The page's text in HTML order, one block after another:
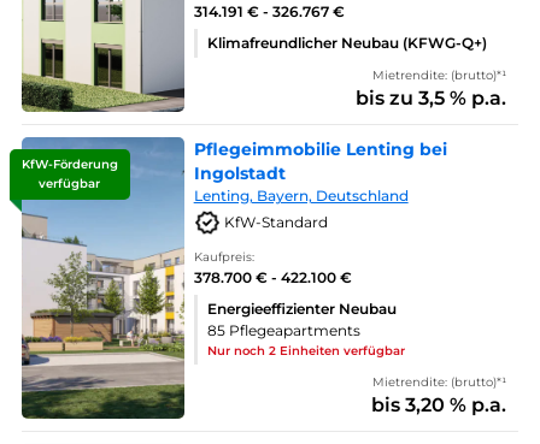
314.191 € - 326.767 €
Klimafreundlicher Neubau (KFWG-Q+)
Mietrendite: (brutto)*¹
bis zu 3,5 % p.a.
KfW-Förderung
verfügbar
Pflegeimmobilie Lenting bei
Ingolstadt
Lenting, Bayern, Deutschland
KfW-Standard
Kaufpreis:
378.700 € - 422.100 €
Energieeffizienter Neubau
85 Pflegeapartments
Nur noch 2 Einheiten verfügbar
Mietrendite: (brutto)*¹
bis 3,20 % p.a.